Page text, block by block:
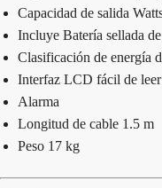
Capacidad de salida
Incluye Batería sellada
Clasificación de energía
Interfaz LCD fácil de leer
Alarma
Longitud de cable 1.5 m
Peso 17 kg